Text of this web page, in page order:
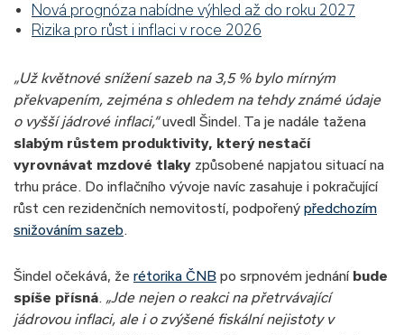
Nová prognóza nabídne výhled až do roku 2027
Rizika pro růst i inflaci v roce 2026
„Už květnové snížení sazeb na 3,5 % bylo mírným
překvapením, zejména s ohledem na tehdy známé údaje
o vyšší jádrové inflaci,“uvedl Šindel. Ta je nadále tažena
slabým růstem produktivity, který nestačí
vyrovnávat mzdové tlaky způsobené napjatou situací na
trhu práce. Do inflačního vývoje navíc zasahuje i pokračující
růst cen rezidenčních nemovitostí, podpořený předchozím
snižováním sazeb.
Šindel očekává, že rétorika ČNB po srpnovém jednání bude
spíše přísná „Jde nejen o reakci na přetrvávající
jádrovou inflaci, ale i o zvýšené fiskální nejistoty v